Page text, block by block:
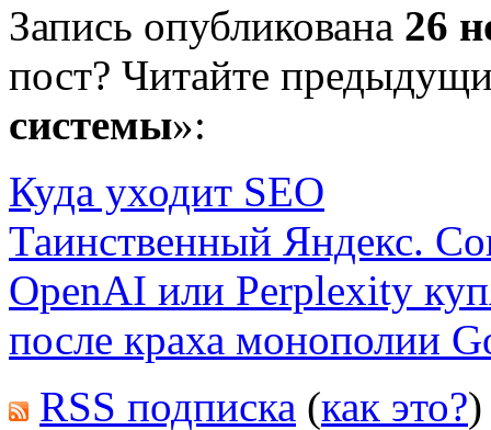
Запись опубликована 26
пост? Читайте
системы»:
Куда уходит SEO
Таинственный Яндекс.
OpenAI или Perplexity
после краха монополии
RSS подписка (как это?)